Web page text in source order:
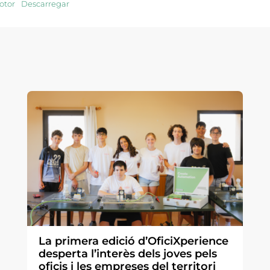
Descarregar
La primera edició d’OficiXperience
desperta l’interès dels joves pels
oficis i les empreses del territori